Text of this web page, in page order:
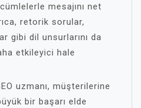
mesajını net
retorik sorular,
gibi dil unsurlarını da
etkileyici hale
uzmanı, müşterilerine
bir başarı elde